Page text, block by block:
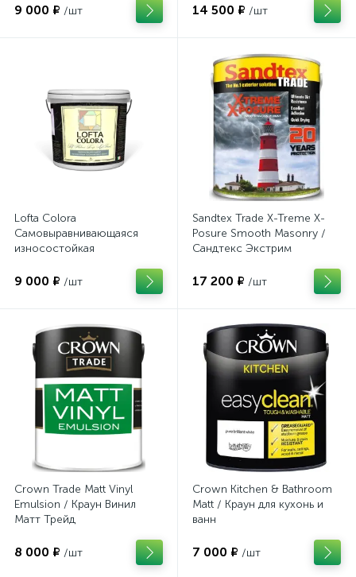
фасадов «Facade weather-
9 000 ₽ /шт 14 500 ₽ /шт
Lofta Colora
Самовыравнивающаяся
износостойкая
"Self Flatnes Deep Mat Paint"
9 000 ₽ /шт
Sandtex Trade X-Treme X-
Posure Smooth Masonry /
Сандтекс Экстрим
17 200 ₽ /шт
Crown Trade Matt Vinyl
Emulsion / Краун Винил
Матт Трейд
8 000 ₽ /шт
Crown Kitchen & Bathroom
Matt / Краун для кухонь и
ванн
7 000 ₽ /шт